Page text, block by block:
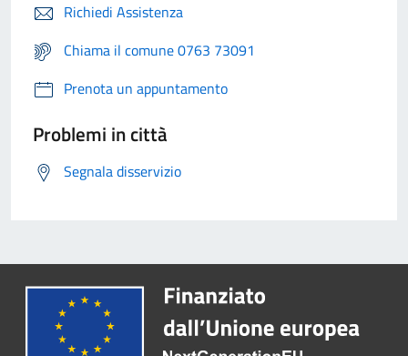
Richiedi Assistenza
Chiama il comune 0763 73091
Prenota un appuntamento
Problemi in città
Segnala disservizio